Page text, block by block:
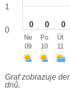
0 0 0
1
0
Ne
09
Po
10
Út
11
Graf zobrazuje
dnů.